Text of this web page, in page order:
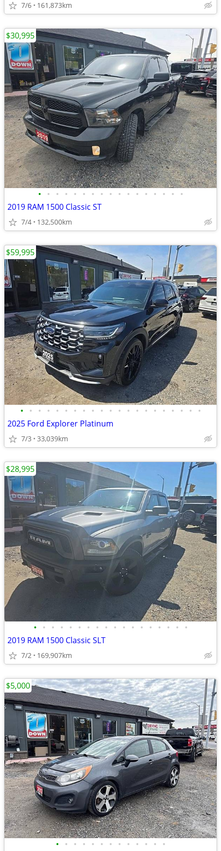
7/6 161,873km
• • • • • • • • • • • • • • • • •
2019 RAM 1500 Classic ST
7/4 132,500km
$30,995
• • • • • • • • • • • • • • • • • • • • •
2025 Ford Explorer Platinum
7/3 33,039km
$59,995
• • • • • • • • • • • • • • • • • •
2019 RAM 1500 Classic SLT
7/2 169,907km
$28,995
• • • • • • • • • • • • •
$5,000